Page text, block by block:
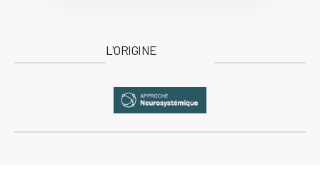
L'ORIGINE